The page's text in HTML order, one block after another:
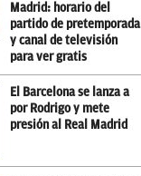
Madrid: horario del
partido de pretemporada
y canal de televisión
para ver gratis
El Barcelona se lanza a
por Rodrigo y mete
presión al Real Madrid